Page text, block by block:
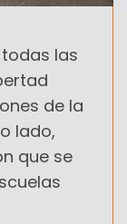
las
de la
lado,
que se